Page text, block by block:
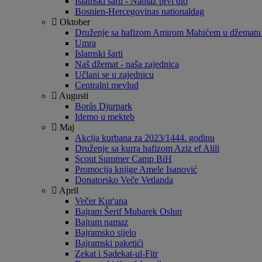
Bosnien-Hercegovinas nationaldag
Oktober
Druženje sa hafizom Amirom Mahićem u
Umra
Islamski šarti
Naš džemat - naša zajednica
Učlani se u zajednicu
Centralni mevlud
Augusti
Borås Djurpark
Idemo u mekteb
Maj
Akcija kurbana za 2023/1444. godinu
Druženje sa kurra hafizom Aziz ef Alili
Scout Summer Camp BiH
Promocija knjige Amele Isanović
Donatorsko Veče Vetlanda
April
Večer Kur'ana
Bajram Šerif Mubarek Oslun
Bajram namaz
Bajramsko sijelo
Bajramski paketići
Zekat i Sadekat-ul-Fitr